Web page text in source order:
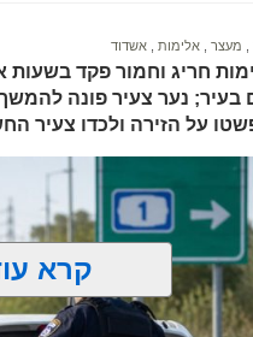
מעצר אלימות אשדוד
חריג וחמור פקד
בעיר; נער צעיר פונה
על הזירה ולכדו צעיר
קרא